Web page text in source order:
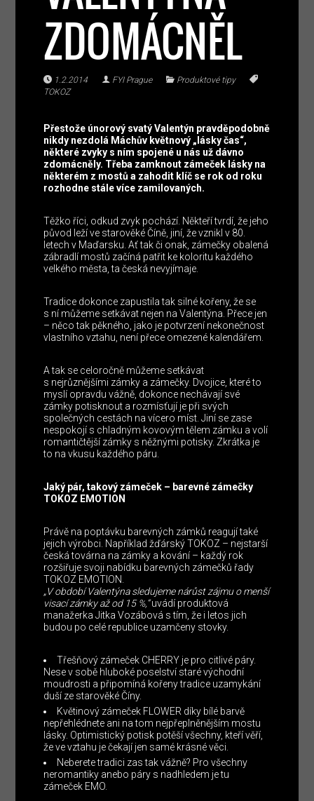
ZDOMÁCNĚL
1.2.2014 FYI Prague
Produktové tipy
TOKOZ
Přestože únorový svatý Valentýn pravděpodobně
nikdy nezdolá Máchův květnový „lásky čas“,
některé zvyky s ním spojené u nás už dávno
zdomácněly. Třeba zamknout zámeček lásky na
některém z mostů a zahodit klíč se rok od roku
rozhodne stále více zamilovaných.
Těžko říci, odkud zvyk pochází. Někteří tvrdí, že jeho
původ leží ve starověké Číně, jiní, že vznikl v 80.
letech v Maďarsku. Ať tak či onak, zámečky obalená
zábradlí mostů začíná patřit ke koloritu každého
velkého města, ta česká nevyjímaje.
Tradice dokonce zapustila tak silné kořeny, že se
s ní můžeme setkávat nejen na Valentýna. Přece jen
– něco tak pěkného, jako je potvrzení nekonečnost
vlastního vztahu, není přece omezené kalendářem.
A tak se celoročně můžeme setkávat
s nejrůznějšími zámky a zámečky. Dvojice, které to
myslí opravdu vážně, dokonce nechávají své
zámky potisknout a rozmísťují je při svých
společných cestách na vícero míst. Jiní se zase
nespokojí s chladným kovovým tělem zámku a volí
romantičtější zámky s něžnými potisky. Zkrátka je
to na vkusu každého páru.
Jaký pár, takový zámeček – barevné zámečky
TOKOZ EMOTION
Právě na poptávku barevných zámků reagují také
jejich výrobci. Například žďárský TOKOZ – nejstarší
česká továrna na zámky a kování – každý rok
rozšiřuje svoji nabídku barevných zámečků řady
TOKOZ EMOTION.
„V období Valentýna sledujeme nárůst zájmu o menší
visací zámky až od 15 %,“uvádí produktová
manažerka Jitka Vozábová s tím, že i letos jich
budou po celé republice uzamčeny stovky.
Třešňový zámeček CHERRY je pro citlivé páry.
Nese v sobě hluboké poselství staré východní
moudrosti a připomíná kořeny tradice uzamykání
duší ze starověké Číny.
Květinový zámeček FLOWER díky bílé barvě
nepřehlédnete ani na tom nejpřeplněnějším mostu
lásky. Optimistický potisk potěší všechny, kteří věří,
že ve vztahu je čekají jen samé krásné věci.
Neberete tradici zas tak vážně? Pro všechny
neromantiky anebo páry s nadhledem je tu
zámeček EMO.